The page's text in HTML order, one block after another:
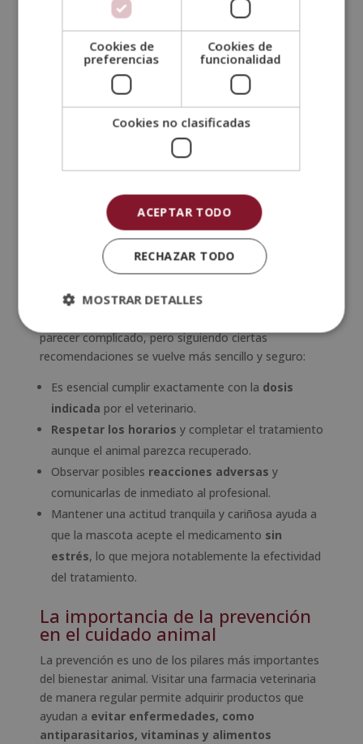
en línea para resolver dudas. Comprar en una
farmacia veterinaria online es una opción segura,
siempre que se trate de sitios autorizados que
garanticenproductos originales y condiciones
adecuadas de conservación
. Esta modalidad
facilita cuidar a las mascotas sin complicaciones y
con total confianza.
Te puede interesar:
¿Cómo Ser Nutricionista Animal? Todo lo que
Necesitas Saber para Iniciar tu Carrera en
Nutrición Animal
Consejos para administrar medicamentos a
tus mascotas
parecer complicado, pero siguiendo ciertas
recomendaciones se vuelve más sencillo y seguro:
Es esencial cumplir exactamente con la dosis
indicada por el veterinario.
Respetar los horarios y completar el tratamiento
aunque el animal parezca recuperado.
Observar posibles reacciones adversas y
comunicarlas de inmediato al profesional.
Mantener una actitud tranquila y cariñosa ayuda a
que la mascota acepte el medicamento sin
estrés, lo que mejora notablemente la efectividad
del tratamiento.
La importancia de la prevención
en el cuidado animal
La prevención es uno de los pilares más importantes
del bienestar animal. Visitar una farmacia veterinaria
de manera regular permite adquirir productos que
ayudan a evitar enfermedades, como
antiparasitarios, vitaminas y alimentos
Cookies de
preferencias
Cookies de
funcionalidad
Cookies no clasificadas
ACEPTAR TODO
RECHAZAR TODO
MOSTRAR DETALLES